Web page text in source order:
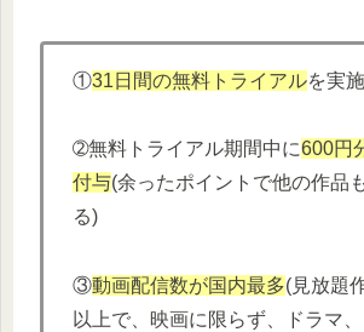
①31日間の無料トライアルを実
➁無料トライアル期間中に600円
付与(余ったポイントで他の作品
る)
③動画配信数が国内最多(見放題
以上で、映画に限らず、ドラマ